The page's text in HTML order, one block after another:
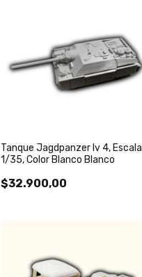
Tanque Jagdpanzer Iv 4, Escala
1/35, Color Blanco Blanco
$32.900,00